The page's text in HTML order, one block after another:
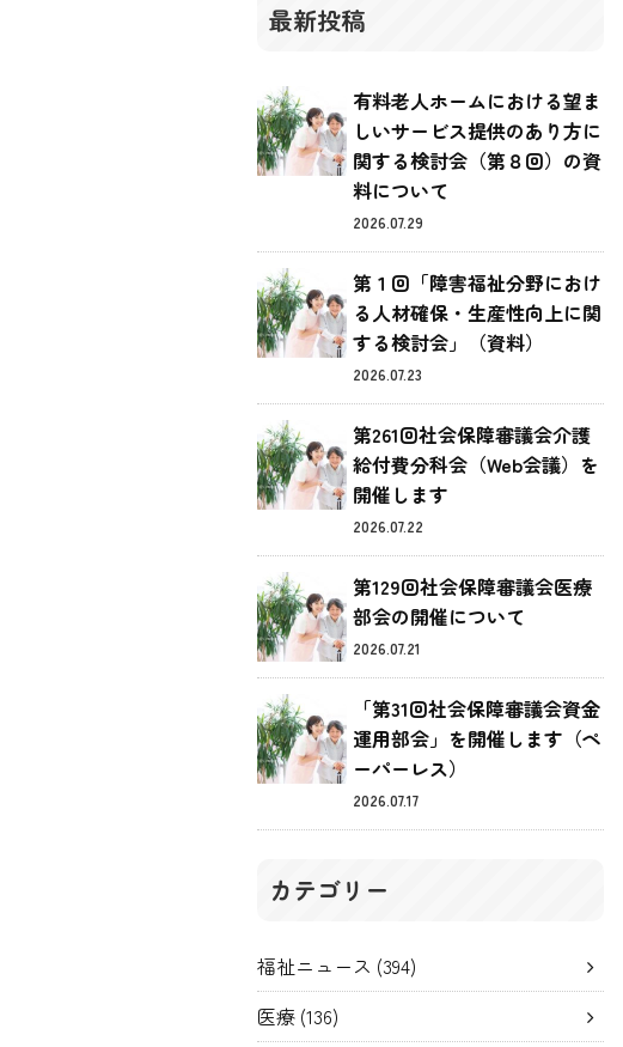
最新投稿
有料老人ホームにおける望ま
しいサービス提供のあり方に
関する検討会（第８回）の資
料について
2026.07.29
第１回「障害福祉分野におけ
る人材確保・生産性向上に関
する検討会」（資料）
2026.07.23
第261回社会保障審議会介護
給付費分科会（Web会議）を
開催します
2026.07.22
第129回社会保障審議会医療
部会の開催について
2026.07.21
「第31回社会保障審議会資金
運用部会」を開催します（ペ
ーパーレス）
2026.07.17
カテゴリー
福祉ニュース (394)
医療 (136)